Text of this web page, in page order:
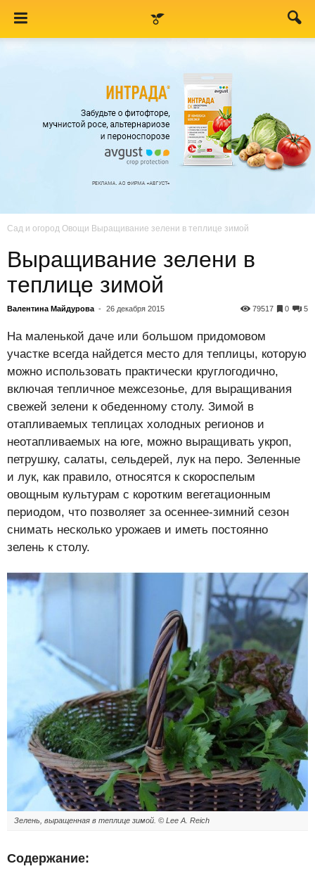
Сад и огород Овощи Выращивание зелени в теплице зимой
Выращивание зелени в
теплице зимой
Валентина Майдурова - 26 декабря 2015 5
0
79517
На маленькой даче или большом придомовом
участке всегда найдется место для теплицы, которую
можно использовать практически круглогодично,
включая тепличное межсезонье, для выращивания
свежей зелени к обеденному столу. Зимой в
отапливаемых теплицах холодных регионов и
неотапливаемых на юге, можно выращивать укроп,
петрушку, салаты, сельдерей, лук на перо. Зеленные
и лук, как правило, относятся к скороспелым
овощным культурам с коротким вегетационным
периодом, что позволяет за осеннее-зимний сезон
снимать несколько урожаев и иметь постоянно
зелень к столу.
Зелень, выращенная в теплице зимой. © Lee A. Reich
Содержание: